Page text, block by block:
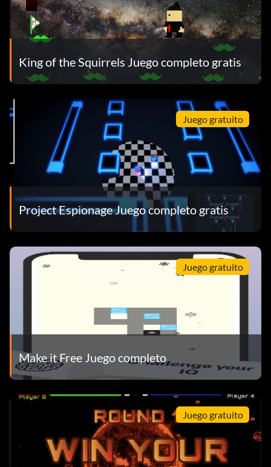
King of the Squirrels Juego completo gratis
Juego gratuito
Project Espionage Juego completo gratis
Juego gratuito
Make it Free Juego completo
Juego gratuito